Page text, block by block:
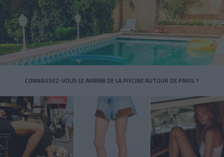
CONNAISSEZ-VOUS LE AIRBNB DE LA PISCINE AUTOUR DE PARIS ?